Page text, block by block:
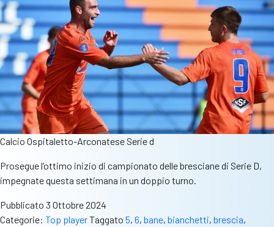
Calcio Ospitaletto-Arconatese Serie d
Prosegue l’ottimo inizio di campionato delle bresciane di Serie D,
impegnate questa settimana in un doppio turno.
Pubblicato 3 Ottobre 2024
Categorie: Top playerTaggato 5, 6, bane, bianchetti, brescia,